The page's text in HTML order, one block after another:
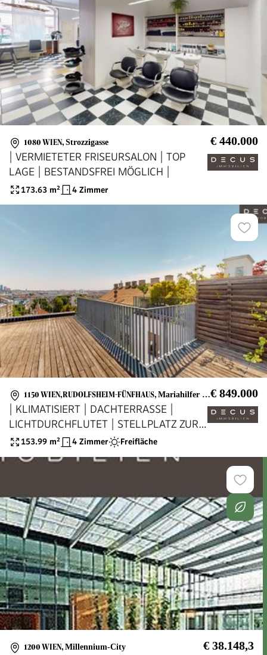
1080 WIEN, Strozzigasse € 440.000
| VERMIETETER FRISEURSALON | TOP
LAGE | BESTANDSFREI MÖGLICH |
173.63 m² 4 Zimmer
1150 WIEN,RUDOLFSHEIM-FÜNFHAUS, Mariahilfer Straße € 849.000
| KLIMATISIERT | DACHTERRASSE |
LICHTDURCHFLUTET | STELLPLATZ ZUR
MIETE MÖGLICH
153.99 m² 4 Zimmer Freifläche
1200 WIEN, Millennium-City € 38.148,3